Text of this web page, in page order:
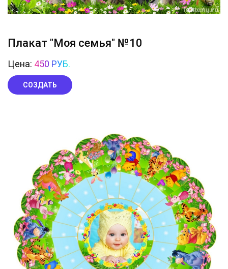
Плакат "Моя семья" №10
Цена: 450 РУБ.
СОЗДАТЬ